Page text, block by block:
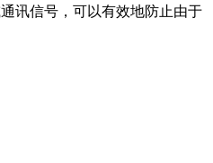
讯信号，可以有效地防止由于